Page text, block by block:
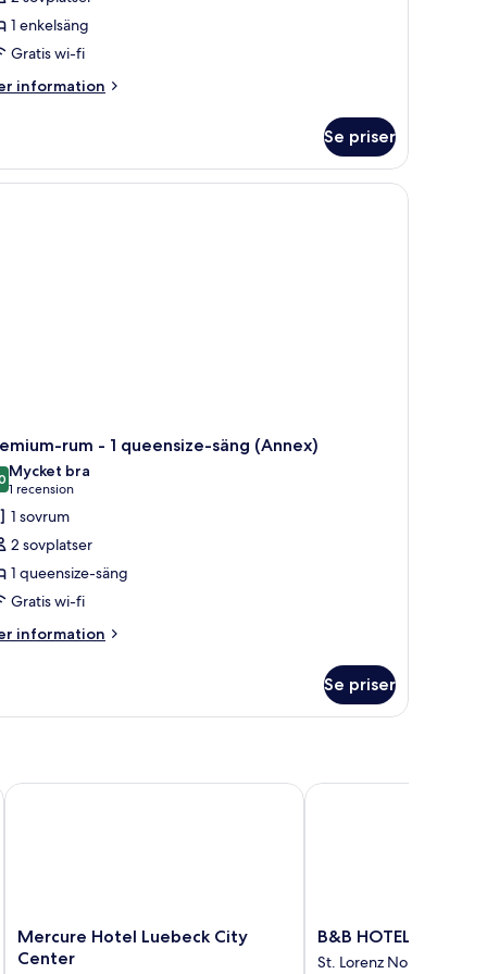
1 enkelsäng
Gratis wi-fi
information
Se priser
rum - 1 queensize-säng (Annex)
av 10
Mycket bra
1 recension
(1 recension)
1 sovrum
2 sovplatser
1 queensize-säng
Gratis wi-fi
information
Se priser
Mercure
Hotel
Mercure Hotel Luebeck City
Center
Mercure Hotel Luebeck City Center
B&B
HOTEL
B&B HOTEL
St. Lorenz Nord
B&B HOTEL Lübeck-